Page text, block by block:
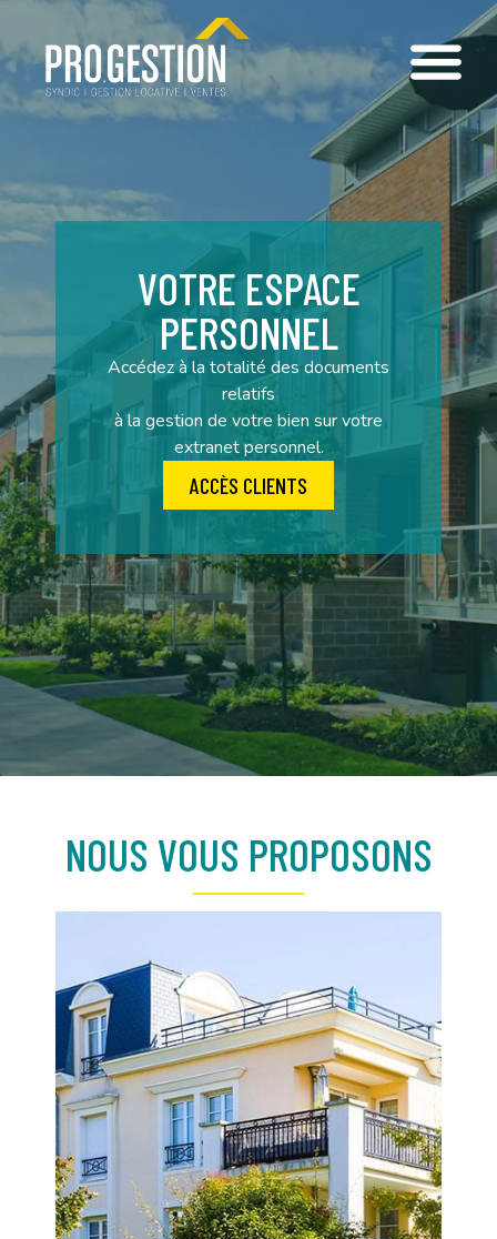
Gestion Locative
VOTRE ESPACE
PERSONNEL
Accédez à la totalité des documents
relatifs
à la gestion de votre bien sur votre
extranet personnel.
ACCÈS CLIENTS
NOUS VOUS PROPOSONS